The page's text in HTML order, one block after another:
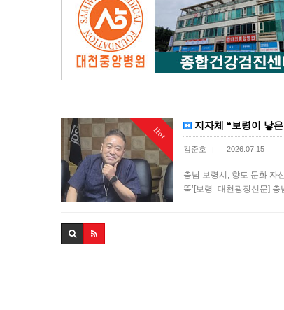
Hot 지자체 “보령이 낳
김준호 | 2026.07.15
충남 보령시, 향토 문화 자
뚝’[보령=대천광장신문]